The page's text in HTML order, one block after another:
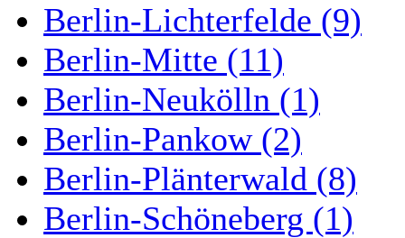
Berlin-Lichterfelde (9)
Berlin-Mitte (11)
Berlin-Neukölln (1)
Berlin-Pankow (2)
Berlin-Plänterwald (8)
Berlin-Schöneberg (1)